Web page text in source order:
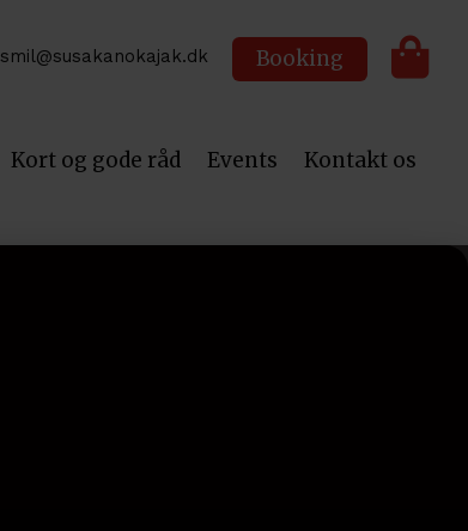
smil@susakanokajak.dk Booking
Kort og gode råd Events Kontakt os